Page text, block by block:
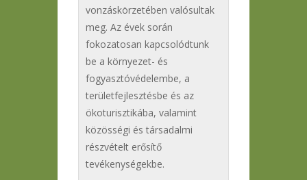
vonzáskörzetében valósultak
meg. Az évek során
fokozatosan kapcsolódtunk
be a környezet- és
fogyasztóvédelembe, a
területfejlesztésbe és az
ökoturisztikába, valamint
közösségi és társadalmi
részvételt erősítő
tevékenységekbe.